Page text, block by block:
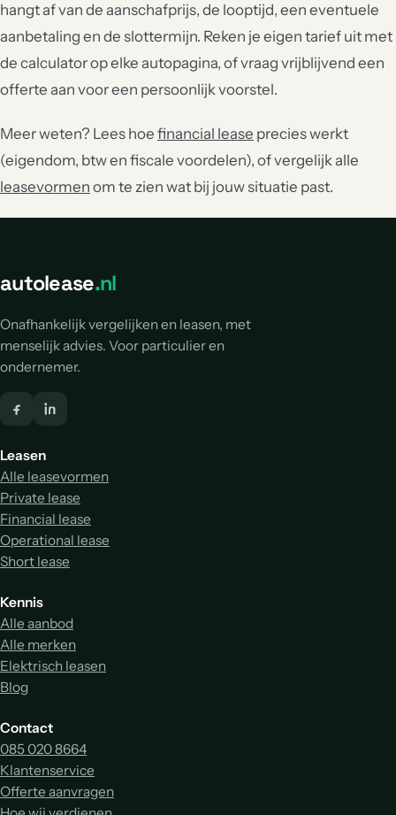
hangt af van de aanschafprijs, de looptijd, een eventuele
aanbetaling en de slottermijn. Reken je eigen tarief uit met
de calculator op elke autopagina, of vraag vrijblijvend een
offerte aan voor een persoonlijk voorstel.
Meer weten? Lees hoe financial lease precies werkt
(eigendom, btw en fiscale voordelen), of vergelijk alle
leasevormen om te zien wat bij jouw situatie past.
autolease.nl
Onafhankelijk vergelijken en leasen, met
menselijk advies. Voor particulier en
ondernemer.
Leasen
Alle leasevormen
Private lease
Financial lease
Operational lease
Short lease
Kennis
Alle aanbod
Alle merken
Elektrisch leasen
Blog
Contact
085 020 8664
Klantenservice
Offerte aanvragen